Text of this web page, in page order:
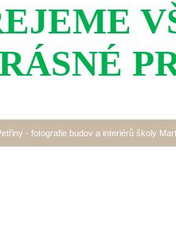
- fotografie budov a interiérů školy